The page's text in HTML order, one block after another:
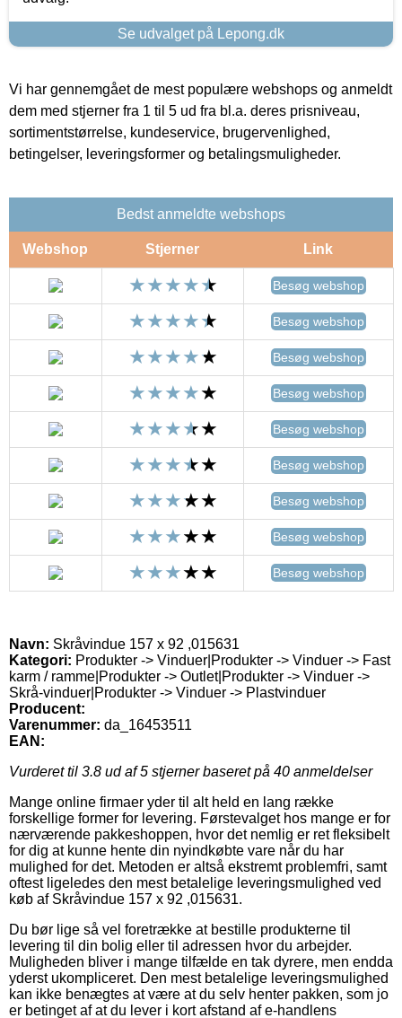
Se udvalget på Lepong.dk
Vi har gennemgået de mest populære webshops og anmeldt
dem med stjerner fra 1 til 5 ud fra bl.a. deres prisniveau,
sortimentstørrelse, kundeservice, brugervenlighed,
betingelser, leveringsformer og betalingsmuligheder.
Bedst anmeldte webshops
Webshop Stjerner Link
Besøg webshop
Besøg webshop
Besøg webshop
Besøg webshop
Besøg webshop
Besøg webshop
Besøg webshop
Besøg webshop
Besøg webshop
Navn: Skråvindue 157 x 92 ,015631
Kategori: Produkter -> Vinduer|Produkter -> Vinduer -> Fast
karm / ramme|Produkter -> Outlet|Produkter -> Vinduer ->
Skrå-vinduer|Produkter -> Vinduer -> Plastvinduer
Producent:
Varenummer: da_16453511
EAN:
Vurderet til 3.8 ud af 5 stjerner baseret på 40 anmeldelser
Mange online firmaer yder til alt held en lang række
forskellige former for levering. Førstevalget hos mange er for
nærværende pakkeshoppen, hvor det nemlig er ret fleksibelt
for dig at kunne hente din nyindkøbte vare når du har
mulighed for det. Metoden er altså ekstremt problemfri, samt
oftest ligeledes den mest betalelige leveringsmulighed ved
køb af Skråvindue 157 x 92 ,015631.
Du bør lige så vel foretrække at bestille produkterne til
levering til din bolig eller til adressen hvor du arbejder.
Muligheden bliver i mange tilfælde en tak dyrere, men endda
yderst ukompliceret. Den mest betalelige leveringsmulighed
kan ikke benægtes at være at du selv henter pakken, som jo
er betinget af at du lever i kort afstand af e-handlens